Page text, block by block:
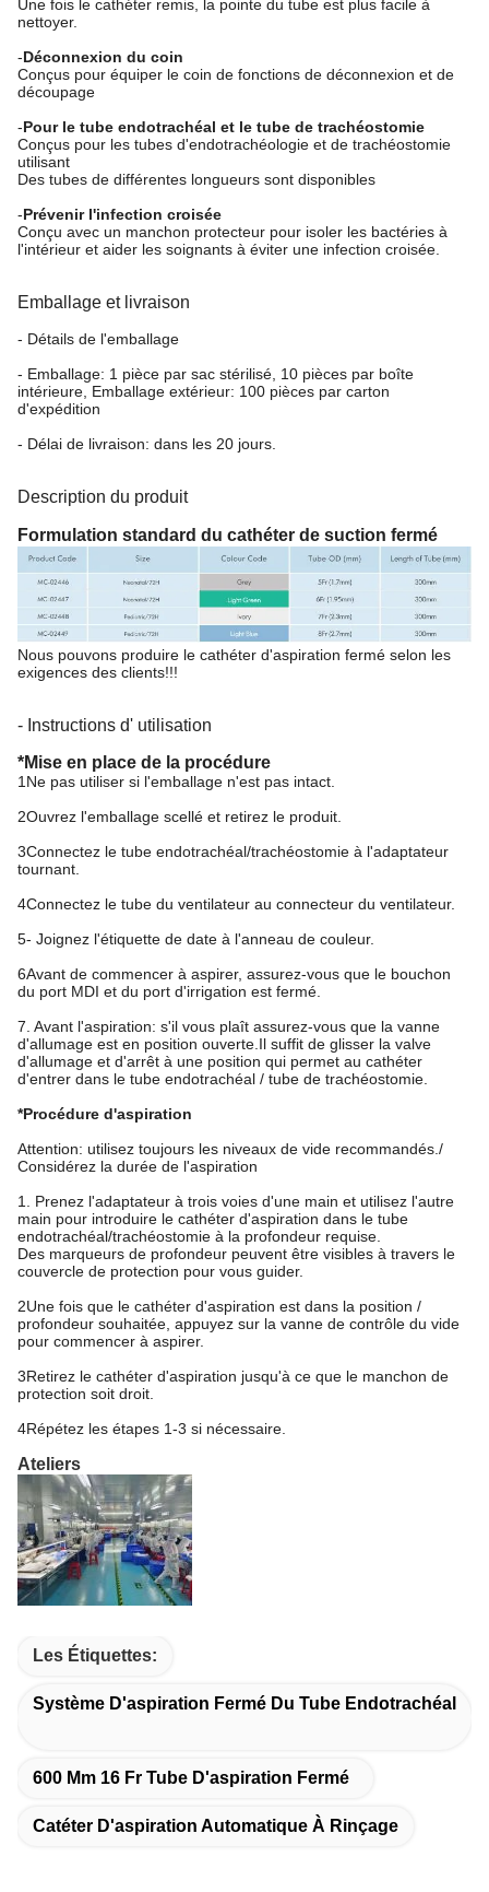
Une fois le cathéter remis, la pointe du tube est plus facile à
nettoyer.
-Déconnexion du coin
Conçus pour équiper le coin de fonctions de déconnexion et de
découpage
-Pour le tube endotrachéal et le tube de trachéostomie
Conçus pour les tubes d'endotrachéologie et de trachéostomie
utilisant
Des tubes de différentes longueurs sont disponibles
-Prévenir l'infection croisée
Conçu avec un manchon protecteur pour isoler les bactéries à
l'intérieur et aider les soignants à éviter une infection croisée.
Emballage et livraison
- Détails de l'emballage
- Emballage: 1 pièce par sac stérilisé, 10 pièces par boîte
intérieure, Emballage extérieur: 100 pièces par carton
d'expédition
- Délai de livraison: dans les 20 jours.
Description du produit
Formulation standard du cathéter de suction fermé
Nous pouvons produire le cathéter d'aspiration fermé selon les
exigences des clients!!!
- Instructions d' utilisation
*Mise en place de la procédure
1Ne pas utiliser si l'emballage n'est pas intact.
2Ouvrez l'emballage scellé et retirez le produit.
3Connectez le tube endotrachéal/trachéostomie à l'adaptateur
tournant.
4Connectez le tube du ventilateur au connecteur du ventilateur.
5- Joignez l'étiquette de date à l'anneau de couleur.
6Avant de commencer à aspirer, assurez-vous que le bouchon
du port MDI et du port d'irrigation est fermé.
7. Avant l'aspiration: s'il vous plaît assurez-vous que la vanne
d'allumage est en position ouverte.Il suffit de glisser la valve
d'allumage et d'arrêt à une position qui permet au cathéter
d'entrer dans le tube endotrachéal / tube de trachéostomie.
*Procédure d'aspiration
Attention: utilisez toujours les niveaux de vide recommandés./
Considérez la durée de l'aspiration
1. Prenez l'adaptateur à trois voies d'une main et utilisez l'autre
main pour introduire le cathéter d'aspiration dans le tube
endotrachéal/trachéostomie à la profondeur requise.
Des marqueurs de profondeur peuvent être visibles à travers le
couvercle de protection pour vous guider.
2Une fois que le cathéter d'aspiration est dans la position /
profondeur souhaitée, appuyez sur la vanne de contrôle du vide
pour commencer à aspirer.
3Retirez le cathéter d'aspiration jusqu'à ce que le manchon de
protection soit droit.
4Répétez les étapes 1-3 si nécessaire.
Ateliers
Les Étiquettes:
Système D'aspiration Fermé Du Tube Endotrachéal
600 Mm 16 Fr Tube D'aspiration Fermé
Catéter D'aspiration Automatique À Rinçage